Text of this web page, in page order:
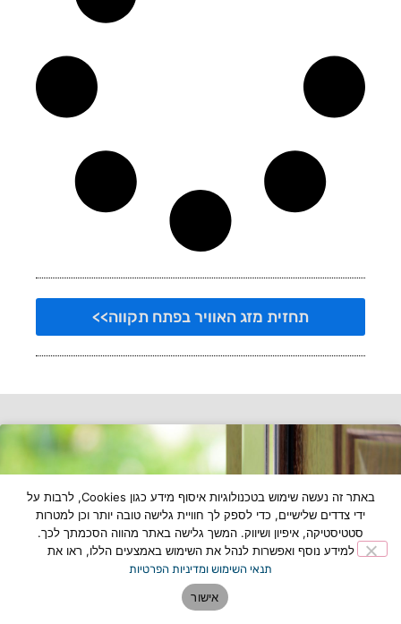
תחזית מזג האוויר בפתח תקווה>>
באתר זה נעשה שימוש בטכנולוגיות איסוף מידע כגון Cookies, לרבות על
ידי צדדים שלישיים, כדי לספק לך חוויית גלישה טובה יותר וכן למטרות
סטטיסטיקה, איפיון ושיווק. המשך גלישה באתר מהווה הסכמתך לכך.
למידע נוסף ואפשרות לנהל את השימוש באמצעים הללו, ראו את
תנאי השימוש ומדיניות הפרטיות
אישור